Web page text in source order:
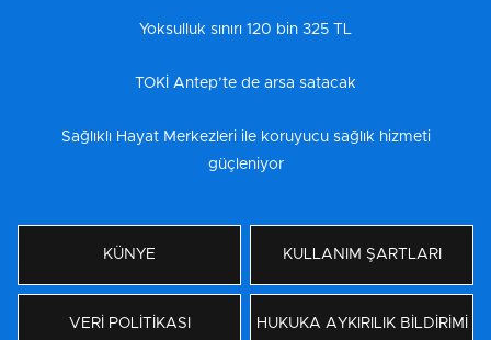
Yoksulluk sınırı 120 bin 325 TL
TOKİ Antep’te de arsa satacak
Sağlıklı Hayat Merkezleri ile koruyucu sağlık hizmeti
güçleniyor
KÜNYE KULLANIM ŞARTLARI
VERİ POLİTİKASI HUKUKA AYKIRILIK BİLDİRİMİ